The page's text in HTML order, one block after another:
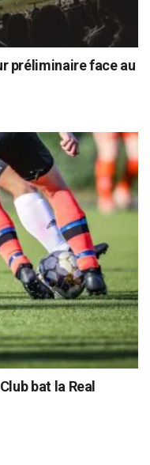
préliminaire face au
bat la Real